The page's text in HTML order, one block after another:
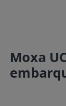
Moxa